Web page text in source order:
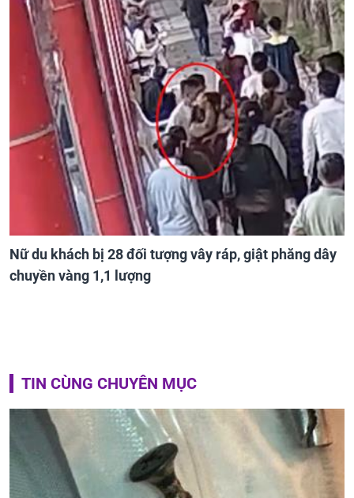
Nữ du khách bị 28 đối tượng vây ráp, giật phăng dây
chuyền vàng 1,1 lượng
TIN CÙNG CHUYÊN MỤC